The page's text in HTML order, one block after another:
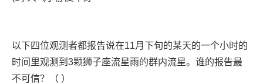
以下四位观测者都报告说在11月下旬的某天的一个小时的
时间里观测到3颗狮子座流星雨的群内流星。谁的报告最
不可信？（ ）